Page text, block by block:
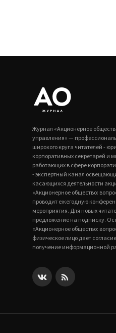
Журнал «Акционерное
управления» —
широкого круга читателей -
корпоративных секретарей и
работающих в сфере
- экспертный канал
касающихся деятельности
«Акционерное общество:
проводит ежегодную
мероприятия. Для новых
предложение на подписку.
«Акционерное общество:
физическое лицо дает
получение информационной